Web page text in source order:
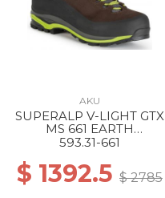
AKU
SUPERALP V-LIGHT GTX
MS 661 EARTH
BROWN/LIME
593.31-661
$ 1392.5 $ 2785